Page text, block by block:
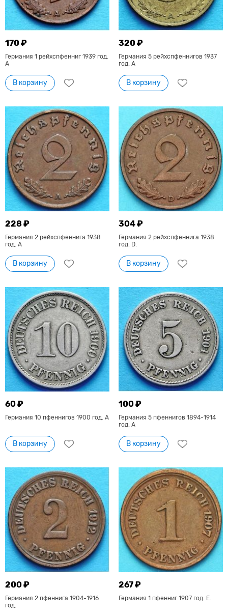
170 ₽
Германия 1 рейхспфенниг 1939 год.
A
В корзину
320 ₽
Германия 5 рейхспфеннигов 1937
год. А
В корзину
228 ₽
Германия 2 рейхспфеннига 1938
год. A
В корзину
304 ₽
Германия 2 рейхспфеннига 1938
год. D.
В корзину
60 ₽
Германия 10 пфеннигов 1900 год. А
В корзину
100 ₽
Германия 5 пфеннигов 1894-1914
год. А
В корзину
200 ₽
Германия 2 пфеннига 1904-1916
год.
267 ₽
Германия 1 пфенниг 1907 год. Е.